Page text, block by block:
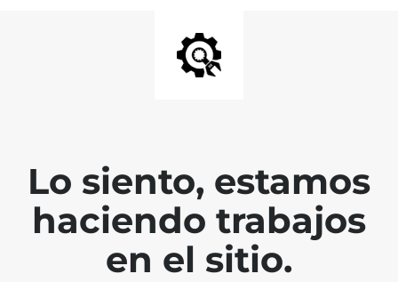
Lo siento, estamos
haciendo trabajos
en el sitio.